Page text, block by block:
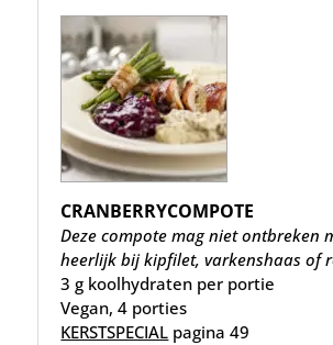
CRANBERRYCOMPOTE
Deze compote mag niet ontbreken
heerlijk bij kipfilet, varkenshaas of
3 g koolhydraten per portie
Vegan, 4 porties
KERSTSPECIAL pagina 49